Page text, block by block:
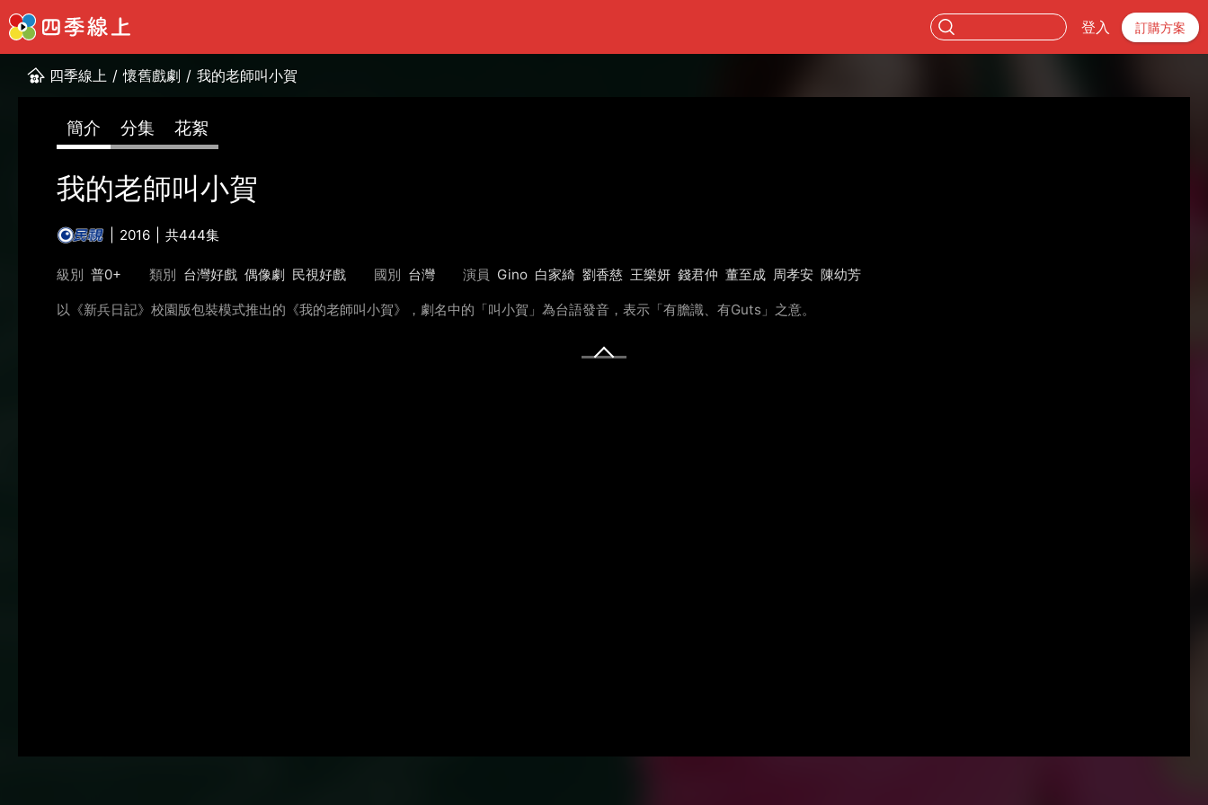
登入 訂購方案
四季線上 / 懷舊戲劇 / 我的老師叫小賀
簡介 分集 花絮
我的老師叫小賀
2016 共444集
級別 普0+ 類別 台灣好戲 偶像劇 民視好戲 國別 台灣 演員 Gino 白家綺 劉香慈 王樂妍 錢君仲 董至成 周孝安 陳幼芳
以《新兵日記》校園版包裝模式推出的《我的老師叫小賀》，劇名中的「叫小賀」為台語發音，表示「有膽識、有Guts」之意。